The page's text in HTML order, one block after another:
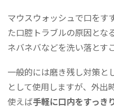
マウスウォッシュで口をす
た口腔トラブルの原因とな
ネバネバなどを洗い落とす
一般的には磨き残し対策と
として使用しますが、外出
使えば手軽に口内をすっき